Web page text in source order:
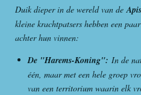
Duik dieper in de wereld van de
kleine krachtpatsers hebben een
achter hun vinnen:
De "Harems-Koning": In de
één, maar met een hele groep
van een territorium waarin elk